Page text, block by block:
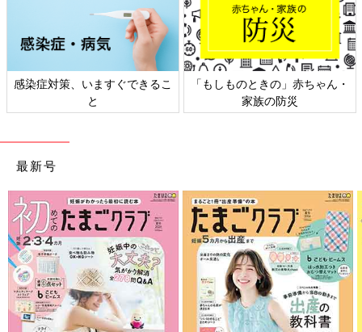
感染症対策、いますぐできるこ
と
「もしものときの」赤ちゃん・
家族の防災
最新号